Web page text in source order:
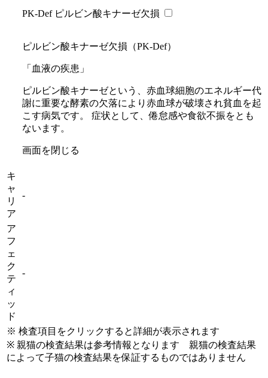
PK-Def ピルビン酸キナーゼ欠損
ピルビン酸キナーゼ欠損（PK-Def）
「血液の疾患」
ピルビン酸キナーゼという、赤血球細胞のエネルギー代
謝に重要な酵素の欠落により赤血球が破壊され貧血を起
こす病気です。 症状として、倦怠感や食欲不振をとも
ないます。
画面を閉じる
キ
ャ
リ
ア
-
ア
フ
ェ
ク
テ
ィ
ッ
ド
-
※ 検査項目をクリックすると詳細が表示されます
※ 親猫の検査結果は参考情報となります 親猫の検査結果
によって子猫の検査結果を保証するものではありません